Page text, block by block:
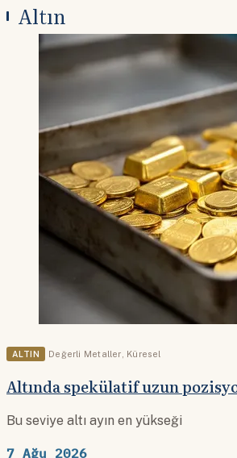
Altın
ALTIN Değerli Metaller Küresel
Altında spekülatif uzun
Bu seviye altı ayın en yükseği
7 Ağu 2026